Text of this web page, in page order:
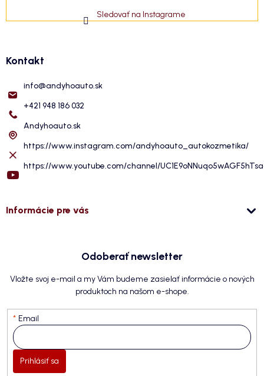
Sledovať na Instagrame
Kontakt
info@andyhoauto.sk
+421 948 186 032
Andyhoauto.sk
https://www.instagram.com/andyhoauto_autokozmetika/
https://www.youtube.com/channel/
Informácie pre vás
Odoberať newsletter
Vložte svoj e-mail a my Vám budeme zasielať informácie o nových
produktoch na našom e-shope.
Email
Prihlásiť sa